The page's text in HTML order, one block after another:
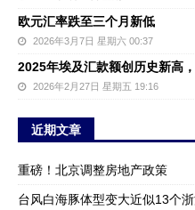
欧元汇率跌至三个月新低
2026年3月7日 星期六 00:37
2025年埃及汇款额创历史新高
2026年2月27日 星期五 19:16
近期文章
重磅！北京调整房地产政策
台风白海豚体型变大近似13个